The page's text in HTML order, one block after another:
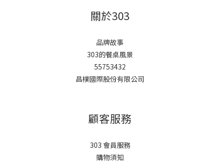
關於303
品牌故事
303的餐桌風景
55753432
昌樸國際股份有限公司
顧客服務
303 會員服務
購物須知